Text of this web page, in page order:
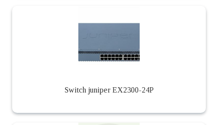
Switch juniper EX2300-24P